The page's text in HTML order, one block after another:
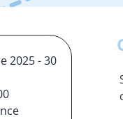
2025 - 30